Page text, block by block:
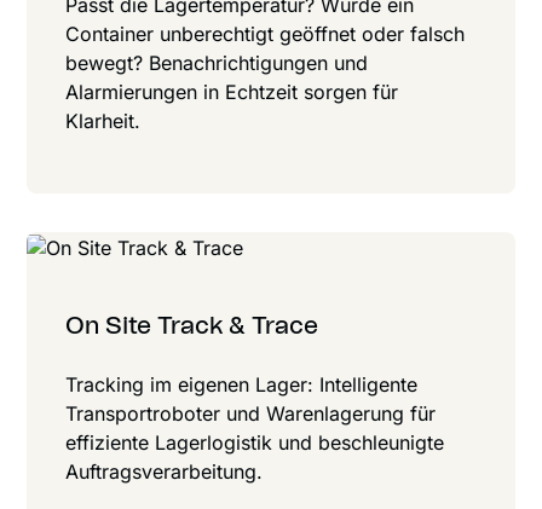
Container unberechtigt geöffnet oder falsch
bewegt? Benach­rich­ti­gungen und
Alarmierungen in Echt­zeit sorgen für
Klarheit.
On Site Track & Trace
Tracking im eigenen Lager: Intelligente
Transportroboter und Warenlagerung für
effiziente Lagerlogistik und beschleunigte
Auftragsverarbeitung.